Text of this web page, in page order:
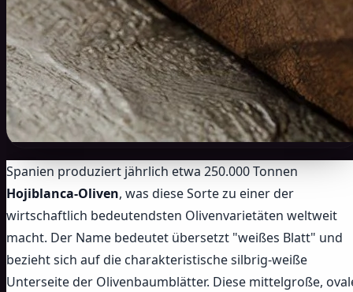
Spanien produziert jährlich etwa 250.000 Tonnen
Hojiblanca-Oliven, was diese Sorte zu einer der
wirtschaftlich bedeutendsten Olivenvarietäten weltweit
macht. Der Name bedeutet übersetzt "weißes Blatt" und
bezieht sich auf die charakteristische silbrig-weiße
Unterseite der Olivenbaumblätter. Diese mittelgroße,